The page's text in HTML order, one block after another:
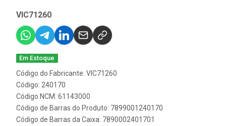
VIC71260
Em Estoque
Código do Fabricante: VIC71260
Código: 240170
Código NCM: 61143000
Código de Barras do Produto: 7899001240170
Código de Barras da Caixa: 7890002401701